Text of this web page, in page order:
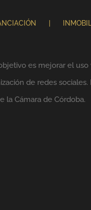
es mejorar el
de redes
la Cámara de Córdoba.